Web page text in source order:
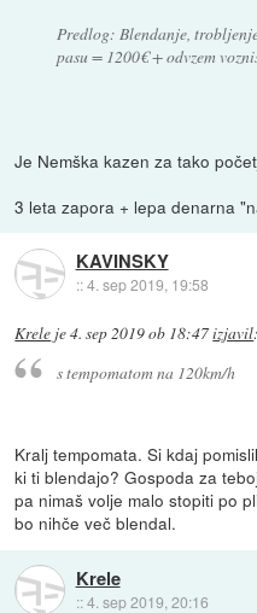
Predlog: Blendanje,
pasu = 1200€ + odvzem
Je Nemška kazen za tako
3 leta zapora + lepa denarna
KAVINSKY
::4. sep 2019, 19:58
Krele je4. sep 2019 ob 18:47izjavil:
s tempomatom na 120km/h
Kralj tempomata. Si kdaj
ki ti blendajo? Gospoda za
pa nimaš volje malo stopiti po
bo nihče več blendal.
Krele
::4. sep 2019, 20:16